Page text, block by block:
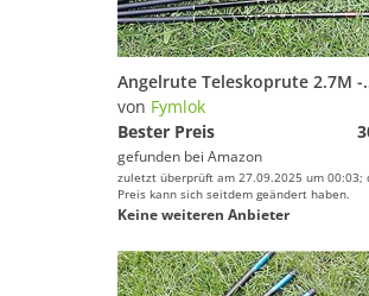
Angelrute Teleskoprute
von Fymlok
Bester Preis
gefunden bei Amazon
zuletzt überprüft am 27.09.2025 um 00:03;
Preis kann sich seitdem geändert haben.
Keine weiteren Anbieter